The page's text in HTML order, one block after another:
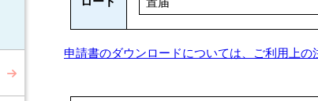
申請書のダウンロードについては、ご利用上の